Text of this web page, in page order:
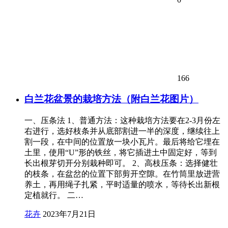
166
白兰花盆景的栽培方法（附白兰花图片）
一、压条法 1、普通方法：这种栽培方法要在2-3月份左
右进行，选好枝条并从底部割进一半的深度，继续往上
割一段，在中间的位置放一块小瓦片。最后将给它埋在
土里，使用“U”形的铁丝，将它插进土中固定好，等到
长出根芽切开分别栽种即可。 2、高枝压条：选择健壮
的枝条，在盆岔的位置下部剪开空隙。在竹筒里放进营
养土，再用绳子扎紧，平时适量的喷水，等待长出新根
定植就行。 二…
花卉 2023年7月21日